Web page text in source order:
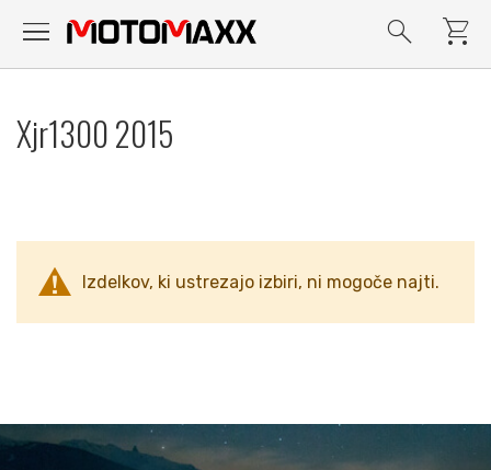
menu search shopping_cart
vsebino
Xjr1300 2015
Izdelkov, ki ustrezajo izbiri, ni mogoče najti.